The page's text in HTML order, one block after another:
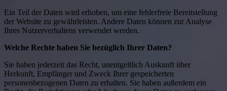
Ein Teil der Daten wird erhoben, um eine fehlerfreie Bereitstellung
der Website zu gewährleisten. Andere Daten können zur Analyse
Ihres Nutzerverhaltens verwendet werden.
Welche Rechte haben Sie bezüglich Ihrer Daten?
Sie haben jederzeit das Recht, unentgeltlich Auskunft über
Herkunft, Empfänger und Zweck Ihrer gespeicherten
personenbezogenen Daten zu erhalten. Sie haben außerdem ein